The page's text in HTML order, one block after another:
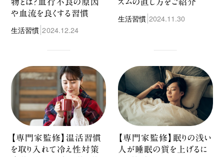
物とは？血行不良の原因
や血流を良くする習慣
生活習慣 2024.12.24
ズムの直し方をご紹介
生活習慣 2024.11.30
【専門家監修】温活習慣
を取り入れて冷え性対策
【専門家監修】眠りの浅い
人が睡眠の質を上げるに